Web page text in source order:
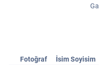
Fotoğraf İsim Soyisim